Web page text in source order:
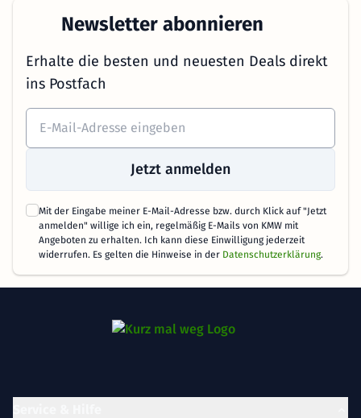
Newsletter abonnieren
Erhalte die besten und neuesten Deals direkt
ins Postfach
Jetzt anmelden
Mit der Eingabe meiner E-Mail-Adresse bzw. durch Klick auf "Jetzt
anmelden" willige ich ein, regelmäßig E-Mails von KMW mit
Angeboten zu erhalten. Ich kann diese Einwilligung jederzeit
widerrufen. Es gelten die Hinweise in der Datenschutzerklärung.